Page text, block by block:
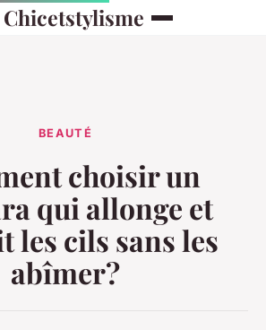
Chicetstylisme
BEAUTÉ
choisir un
qui allonge et
les cils sans les
abîmer?